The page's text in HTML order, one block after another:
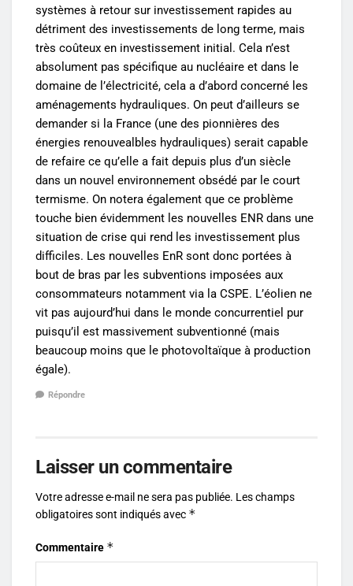
systèmes à retour sur investissement rapides au
détriment des investissements de long terme, mais
très coûteux en investissement initial. Cela n’est
absolument pas spécifique au nucléaire et dans le
domaine de l’électricité, cela a d’abord concerné les
aménagements hydrauliques. On peut d’ailleurs se
demander si la France (une des pionnières des
énergies renouvealbles hydrauliques) serait capable
de refaire ce qu’elle a fait depuis plus d’un siècle
dans un nouvel environnement obsédé par le court
termisme. On notera également que ce problème
touche bien évidemment les nouvelles ENR dans une
situation de crise qui rend les investissement plus
difficiles. Les nouvelles EnR sont donc portées à
bout de bras par les subventions imposées aux
consommateurs notamment via la CSPE. L’éolien ne
vit pas aujourd’hui dans le monde concurrentiel pur
puisqu’il est massivement subventionné (mais
beaucoup moins que le photovoltaïque à production
égale).
Répondre
Laisser un commentaire
Votre adresse e-mail ne sera pas publiée. Les champs
obligatoires sont indiqués avec *
Commentaire *